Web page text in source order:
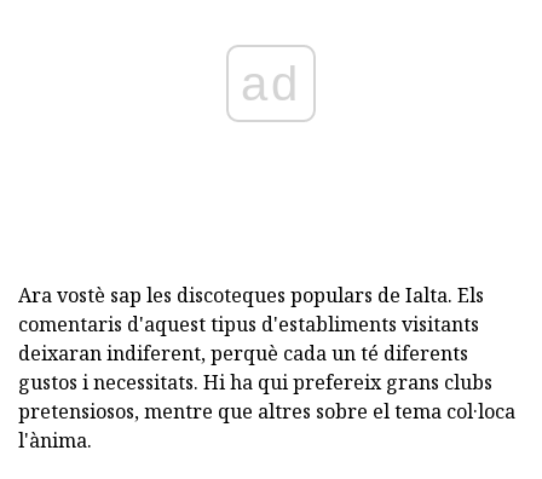
ad
Ara vostè sap les discoteques populars de Ialta. Els
comentaris d'aquest tipus d'establiments visitants
deixaran indiferent, perquè cada un té diferents
gustos i necessitats. Hi ha qui prefereix grans clubs
pretensiosos, mentre que altres sobre el tema col·loca
l'ànima.